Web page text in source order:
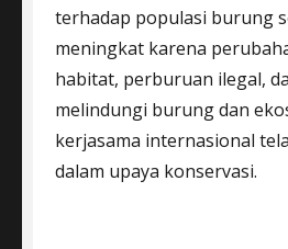
terhadap populasi burung
meningkat karena
habitat, perburuan ilegal,
melindungi burung dan
kerjasama internasional
dalam upaya konservasi.